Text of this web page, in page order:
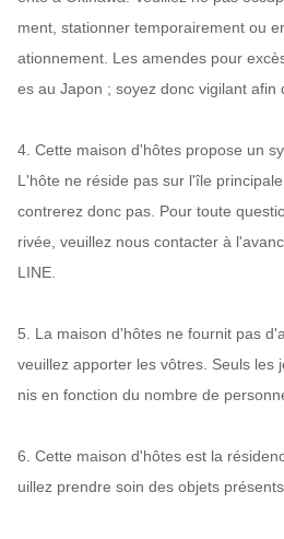
ment, stationner temporairement ou
ationnement. Les amendes pour
es au Japon ; soyez donc vigilant afin
4. Cette maison d'hôtes propose un
L'hôte ne réside pas sur l'île
contrerez donc pas. Pour toute
rivée, veuillez nous contacter à
LINE.
5. La maison d'hôtes ne fournit pas
veuillez apporter les vôtres. Seuls les
nis en fonction du nombre de
6. Cette maison d'hôtes est la
uillez prendre soin des objets